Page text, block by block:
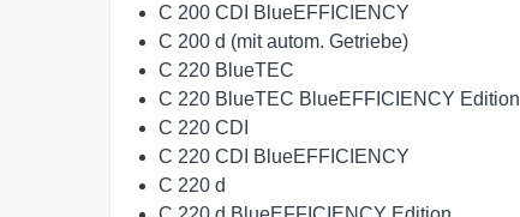
C 200 CDI BlueEFFICIENCY
C 200 d (mit autom. Getriebe)
C 220 BlueTEC
C 220 BlueTEC BlueEFFICIENCY Edition
C 220 CDI
C 220 CDI BlueEFFICIENCY
C 220 d